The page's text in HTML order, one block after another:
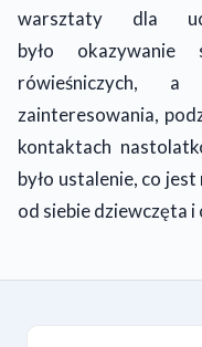
warsztaty dla
było okazywanie
rówieśniczych,
zainteresowania,
kontaktach
było ustalenie, co
od siebie dziewczęta i